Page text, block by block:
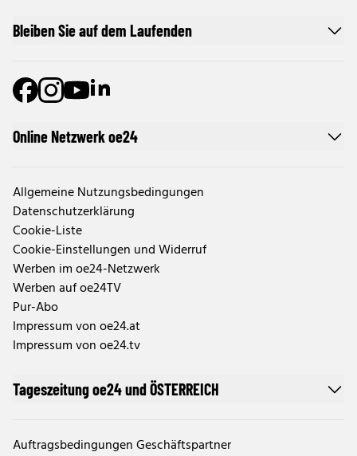
Online Netzwerk oe24
Allgemeine Nutzungsbedingungen
Datenschutzerklärung
Cookie-Liste
Cookie-Einstellungen und Widerruf
Werben im oe24-Netzwerk
Werben auf oe24TV
Pur-Abo
Impressum von oe24.at
Impressum von oe24.tv
Tageszeitung oe24 und ÖSTERREICH
Auftragsbedingungen Geschäftspartner
Bleiben Sie auf dem Laufenden